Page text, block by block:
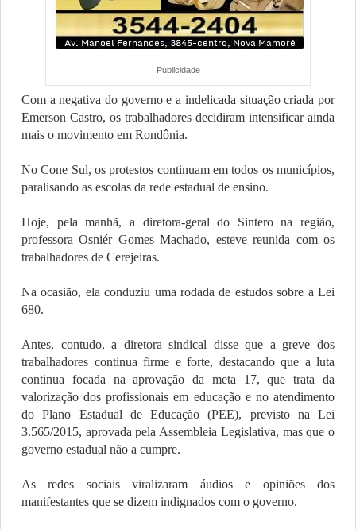
Publicidade
Com a negativa do governo e a indelicada situação criada por
Emerson Castro, os trabalhadores decidiram intensificar ainda
mais o movimento em Rondônia.
No Cone Sul, os protestos continuam em todos os municípios,
paralisando as escolas da rede estadual de ensino.
Hoje, pela manhã, a diretora-geral do Sintero na região,
professora Osniér Gomes Machado, esteve reunida com os
trabalhadores de Cerejeiras.
Na ocasião, ela conduziu uma rodada de estudos sobre a Lei
680.
Antes, contudo, a diretora sindical disse que a greve dos
trabalhadores continua firme e forte, destacando que a luta
continua focada na aprovação da meta 17, que trata da
valorização dos profissionais em educação e no atendimento
do Plano Estadual de Educação (PEE), previsto na Lei
3.565/2015, aprovada pela Assembleia Legislativa, mas que o
governo estadual não a cumpre.
As redes sociais viralizaram áudios e opiniões dos
manifestantes que se dizem indignados com o governo.